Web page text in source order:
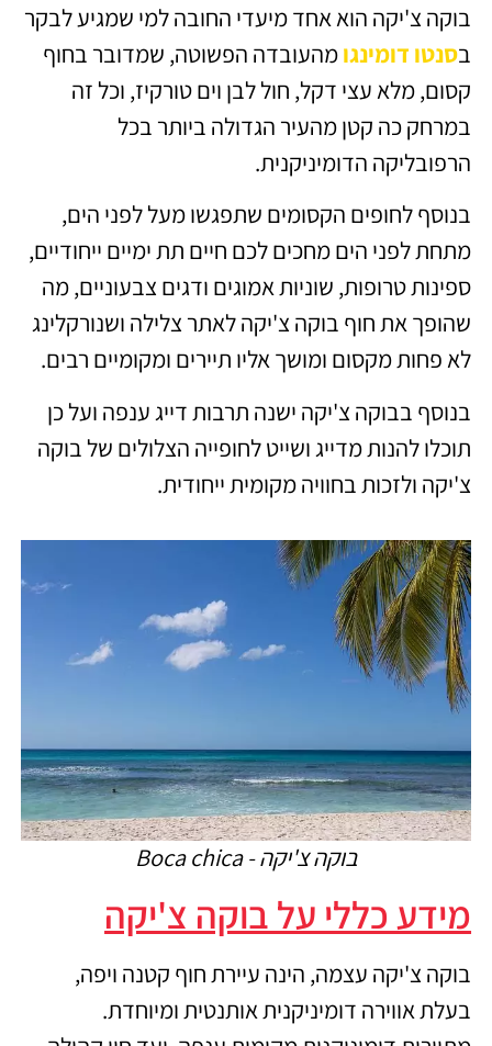
בוקה צ'יקה הוא אחד מיעדי החובה למי שמגיע לבקר
בסנטו דומינגומהעובדה הפשוטה, שמדובר בחוף
קסום, מלא עצי דקל, חול לבן וים טורקיז, וכל זה
במרחק כה קטן מהעיר הגדולה ביותר בכל
הרפובליקה הדומיניקנית.
בנוסף לחופים הקסומים שתפגשו מעל לפני הים,
מתחת לפני הים מחכים לכם חיים תת ימיים ייחודיים,
ספינות טרופות, שוניות אמוגים ודגים צבעוניים, מה
שהופך את חוף בוקה צ'יקה לאתר צלילה ושנורקלינג
לא פחות מקסום ומושך אליו תיירים ומקומיים רבים.
בנוסף בבוקה צ'יקה ישנה תרבות דייג ענפה ועל כן
תוכלו להנות מדייג ושייט לחופייה הצלולים של בוקה
צ'יקה ולזכות בחוויה מקומית ייחודית.
בוקה צ'יקה - Boca chica
מידע כללי על בוקה צ'יקה
בוקה צ'יקה עצמה, הינה עיירת חוף קטנה ויפה,
בעלת אווירה דומיניקנית אותנטית ומיוחדת.